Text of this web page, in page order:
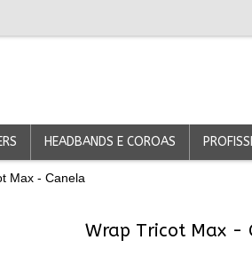
HEADBANDS E COROAS
Max - Canela
Wrap Tricot Max -